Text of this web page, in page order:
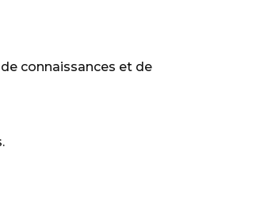
connaissances et de